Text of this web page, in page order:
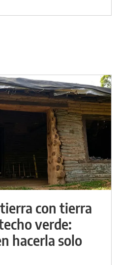
con tierra
verde:
hacerla solo